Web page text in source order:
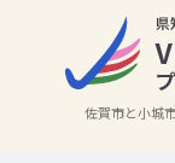
佐賀市と小城